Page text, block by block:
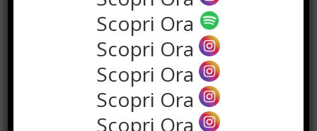
Scopri Ora
Scopri Ora
Scopri Ora
Scopri Ora
Scopri Ora